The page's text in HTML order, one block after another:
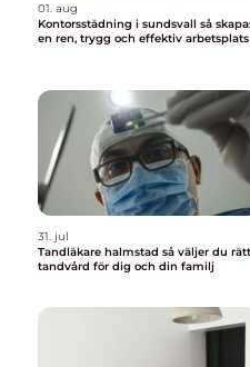
01. aug
Kontorsstädning i sundsvall så skapas
en ren, trygg och effektiv arbetsplats
31. jul
Tandläkare halmstad så väljer du rätt
tandvård för dig och din familj